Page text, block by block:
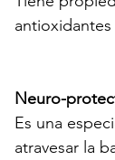
Neuro-
Es una
atravesar la